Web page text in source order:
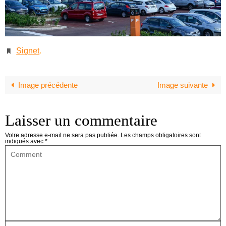
Signet.
Image précédente Image suivante
Laisser un commentaire
Votre adresse e-mail ne sera pas publiée. Les champs obligatoires sont
indiqués avec *